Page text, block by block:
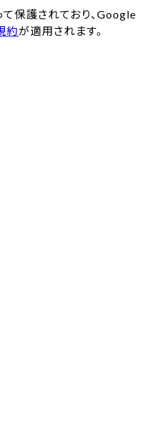
保護されており、Google
約が適用されます。